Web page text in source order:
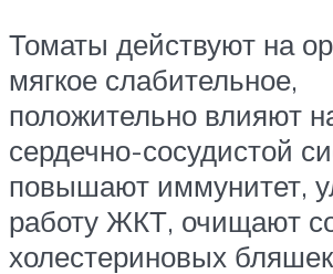
Томаты действуют на
мягкое слабительное,
положительно влияют
сердечно-сосудистой
повышают иммунитет,
работу ЖКТ, очищают
холестериновых